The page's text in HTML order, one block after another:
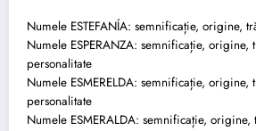
Numele ESTEFANÍA: semnificație, origine,
Numele ESPERANZA: semnificație, origine,
personalitate
Numele ESMERELDA: semnificație, origine,
personalitate
Numele ESMERALDA: semnificație, origine,